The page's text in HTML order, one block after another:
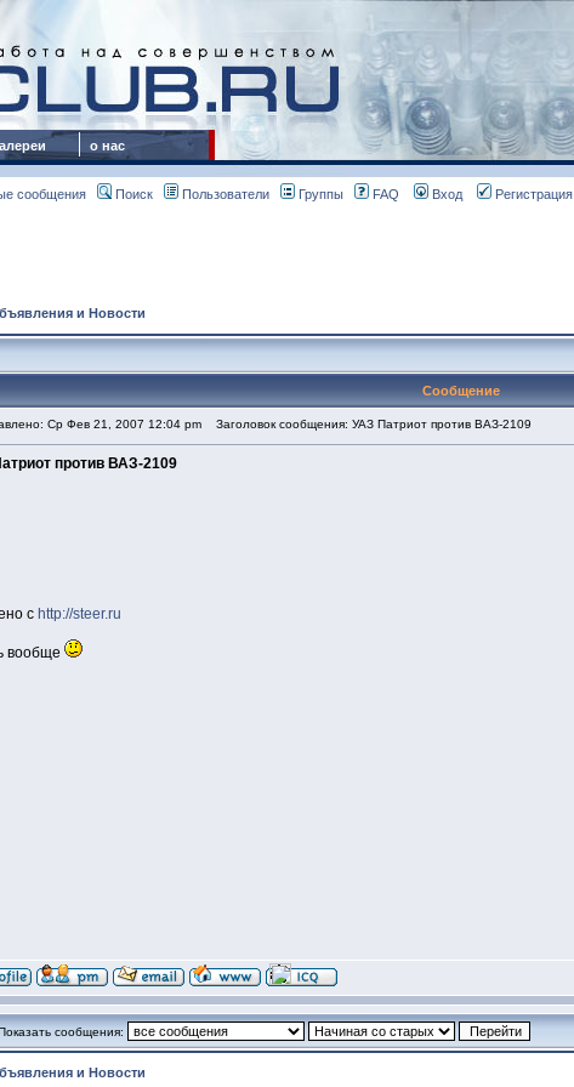
о нас
сообщения Поиск Пользователи Группы FAQ Вход Регистрация
и Новости
Сообщение
Ср Фев 21, 2007 12:04 pm Заголовок сообщения: УАЗ Патриот против ВАЗ-2109
против ВАЗ-2109
с http://steer.ru
вообще
сообщения:
и Новости